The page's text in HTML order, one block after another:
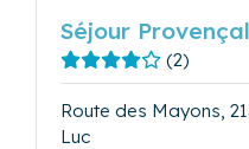
Séjour Provençal
(2)
Route des Mayons,
Luc